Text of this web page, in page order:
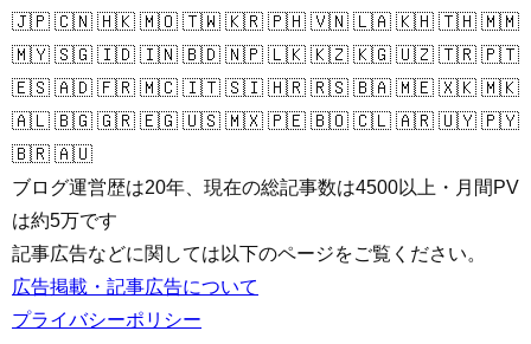
🇯🇵 🇨🇳 🇭🇰 🇲🇴 🇹🇼 🇰🇷 🇵🇭 🇻🇳 🇱🇦 🇰🇭 🇹🇭 🇲🇲
🇲🇾 🇸🇬 🇮🇩 🇮🇳 🇧🇩 🇳🇵 🇱🇰 🇰🇿 🇰🇬 🇺🇿 🇹🇷 🇵🇹
🇪🇸 🇦🇩 🇫🇷 🇲🇨 🇮🇹 🇸🇮 🇭🇷 🇷🇸 🇧🇦 🇲🇪 🇽🇰 🇲🇰
🇦🇱 🇧🇬 🇬🇷 🇪🇬 🇺🇸 🇲🇽 🇵🇪 🇧🇴 🇨🇱 🇦🇷 🇺🇾 🇵🇾
🇧🇷 🇦🇺
ブログ運営歴は20年、現在の総記事数は4500以上・月間PV
は約5万です
記事広告などに関しては以下のページをご覧ください。
広告掲載・記事広告について
プライバシーポリシー